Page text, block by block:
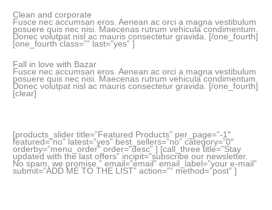
Clean and corporate
Fusce nec accumsan eros. Aenean ac orci a magna vestibulum
posuere quis nec nisi. Maecenas rutrum vehicula condimentum.
Donec volutpat nisl ac mauris consectetur gravida. [/one_fourth]
[one_fourth class=”” last=”yes” ]
Fall in love with Bazar
Fusce nec accumsan eros. Aenean ac orci a magna vestibulum
posuere quis nec nisi. Maecenas rutrum vehicula condimentum.
Donec volutpat nisl ac mauris consectetur gravida. [/one_fourth]
[clear]
[products_slider title=”Featured Products” per_page=”-1″
featured=”no” latest=”yes” best_sellers=”no” category=”0″
orderby=”menu_order” order=”desc” ] [call_three title=”Stay
updated with the last offers” incipit=”subscribe our newsletter.
No spam, we promise.” email=”email” email_label=”your e-mail”
submit=”ADD ME TO THE LIST” action=”” method=”post” ]